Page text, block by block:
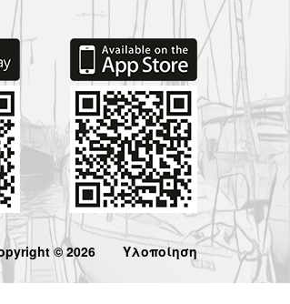
© 2026 Υλοποίηση